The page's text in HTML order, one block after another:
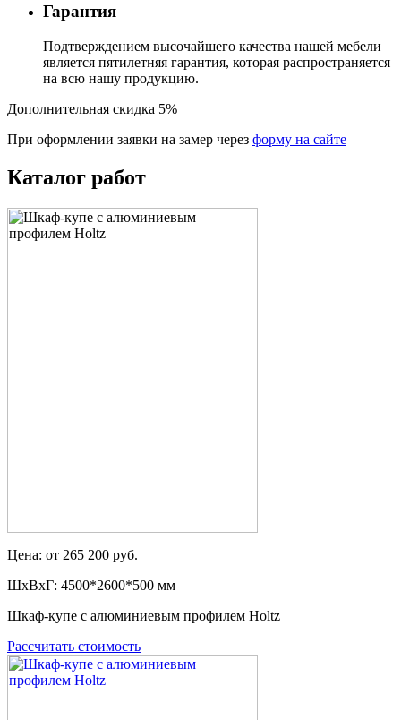
Гарантия
Подтверждением высочайшего качества нашей мебели
является пятилетняя гарантия, которая распространяется
на всю нашу продукцию.
Дополнительная скидка 5%
При оформлении заявки на замер через форму на сайте
Каталог работ
Цена: от 265 200 руб.
ШxВxГ: 4500*2600*500 мм
Шкаф-купе с алюминиевым профилем Holtz
Рассчитать стоимость